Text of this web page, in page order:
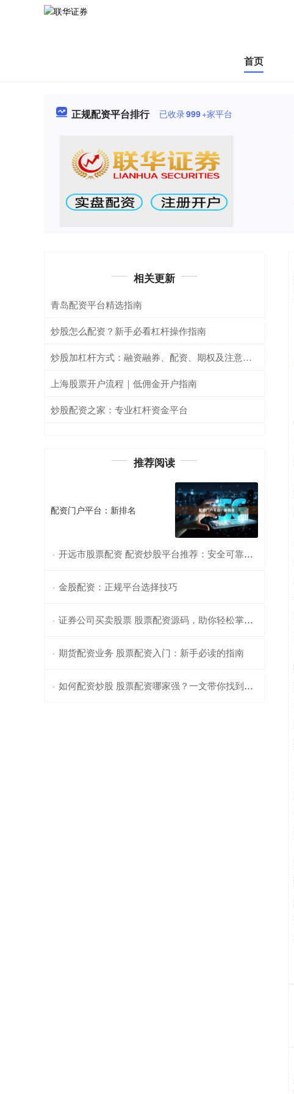
首页
正规配资平台排行 已收录999+家平台
相关更新
青岛配资平台精选指南
炒股怎么配资？新手必看杠杆操作指南
炒股加杠杆方式：融资融券、配资、期权及注意事项
上海股票开户流程｜低佣金开户指南
炒股配资之家：专业杠杆资金平台
推荐阅读
配资门户平台：新排名
· 开远市股票配资 配资炒股平台推荐：安全可靠的配资网站
· 金股配资：正规平台选择技巧
· 证券公司买卖股票 股票配资源码，助你轻松掌控金融市场
· 期货配资业务 股票配资入门：新手必读的指南
· 如何配资炒股 股票配资哪家强？一文带你找到最佳选择